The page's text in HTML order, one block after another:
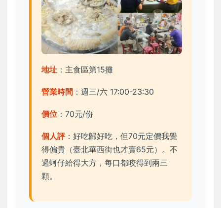
地址 ：主食區第15攤
營業時間 ：週三/六 17:00-23:30
價位 ：70元/份
個人評 ：好吃歸好吃，但70元定價我覺
得偏貴（臺北華西街也才賣65元）。不
過蚵仔給得大方，每口都咬得到兩三
顆。